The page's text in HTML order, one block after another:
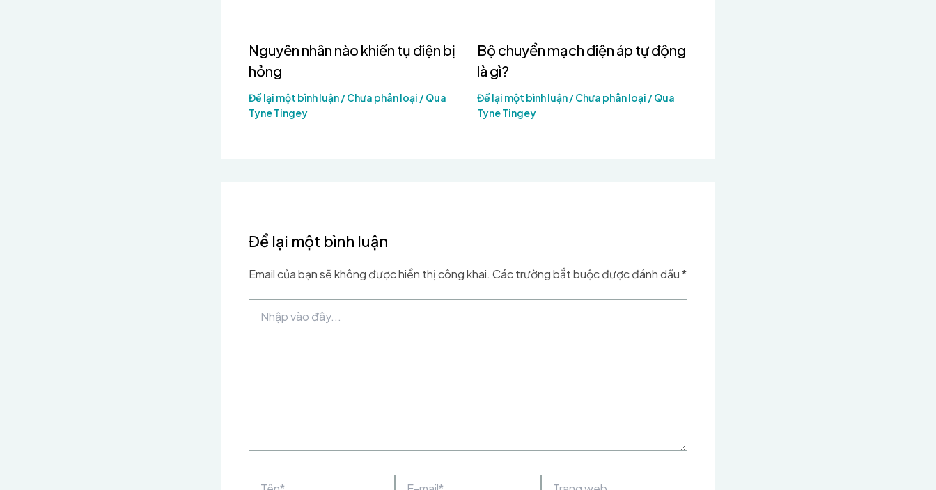
Nguyên nhân nào khiến tụ điện bị
hỏng
Để lại một bình luận/Chưa phân loại / Qua
Tyne Tingey
Bộ chuyển mạch điện áp tự động
là gì?
Để lại một bình luận/Chưa phân loại / Qua
Tyne Tingey
Để lại một bình luận
Email của bạn sẽ không được hiển thị công khai. Các trường bắt buộc được đánh dấu*
vào